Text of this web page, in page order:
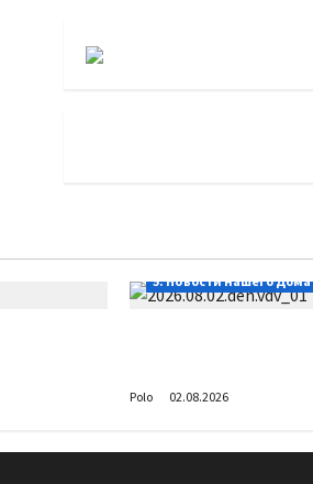
5. Новости нашего Дома
Polo 02.08.2026